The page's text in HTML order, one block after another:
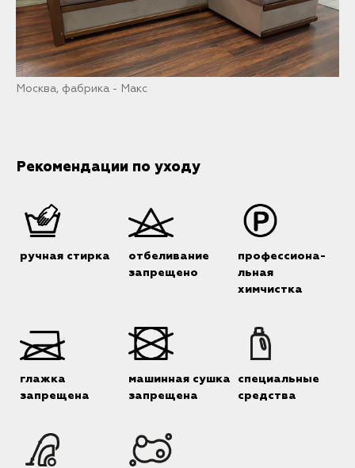
Москва, фабрика - Макс
Рекомендации по уходу
ручная стирка
отбеливание
запрещено
профессиона-
льная
химчистка
глажка
запрещена
машинная сушка
запрещена
специальные
средства